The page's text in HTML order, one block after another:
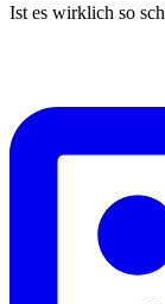
Ist es wirklich so